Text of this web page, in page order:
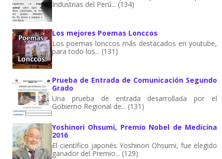
Industrias del Perú... (134)
Los mejores Poemas Lonccos
Los poemas lonccos más destacados en youtube,
para todo los... (131)
Prueba de Entrada de Comunicación Segundo
Grado
Una prueba de entrada desarrollada por el
Gobierno Regional de... (131)
Yoshinori Ohsumi, Premio Nobel de Medicina
2016
El científico japonés Yoshinori Ohsumi, fue elegido
ganador del Premio... (129)